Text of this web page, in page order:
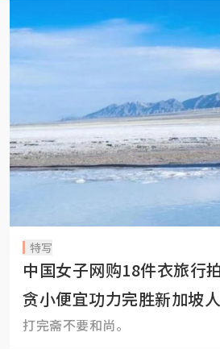
特写
中国女子网购18件衣旅行
贪小便宜功力完胜新加坡人
打完斋不要和尚。